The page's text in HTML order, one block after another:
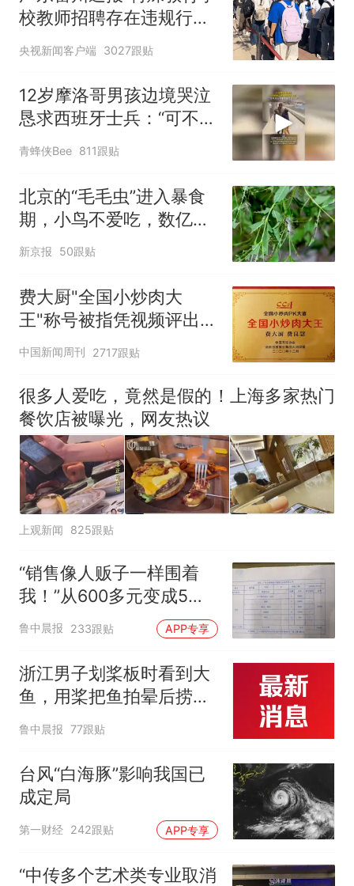
校教师招聘存在违规行
为”：已启动问责程序 副
央视新闻客户端 3027跟贴
12岁摩洛哥男孩边境哭泣
恳求西班牙士兵：“可不可
以不要把我遣返回国”
青蜂侠Bee 811跟贴
北京的“毛毛虫”进入暴食
期，小鸟不爱吃，数亿头
小蜂迎战
新京报 50跟贴
费大厨"全国小炒肉大
王"称号被指凭视频评出
官方回应
中国新闻周刊 2717跟贴
很多人爱吃，竟然是假的！上海多家热门
餐饮店被曝光，网友热议
上观新闻 825跟贴
“销售像人贩子一样围着
我！”从600多元变成5万
元，57岁保洁阿姨做医美
后眼睛肿到流泪、视物模
糊
鲁中晨报 233跟贴 APP专享
浙江男子划桨板时看到大
鱼，用桨把鱼拍晕后捞
起；当事人：鱼重7斤6
味道很好
鲁中晨报 77跟贴
台风“白海豚”影响我国已
成定局
第一财经 242跟贴 APP专享
“中传多个艺术类专业取消